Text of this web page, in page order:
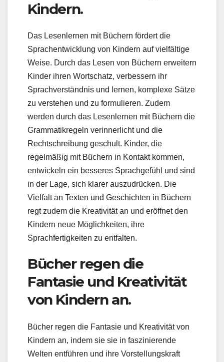
Kindern.
Das Lesenlernen mit Büchern fördert die
Sprachentwicklung von Kindern auf vielfältige
Weise. Durch das Lesen von Büchern erweitern
Kinder ihren Wortschatz, verbessern ihr
Sprachverständnis und lernen, komplexe Sätze
zu verstehen und zu formulieren. Zudem
werden durch das Lesenlernen mit Büchern die
Grammatikregeln verinnerlicht und die
Rechtschreibung geschult. Kinder, die
regelmäßig mit Büchern in Kontakt kommen,
entwickeln ein besseres Sprachgefühl und sind
in der Lage, sich klarer auszudrücken. Die
Vielfalt an Texten und Geschichten in Büchern
regt zudem die Kreativität an und eröffnet den
Kindern neue Möglichkeiten, ihre
Sprachfertigkeiten zu entfalten.
Bücher regen die
Fantasie und Kreativität
von Kindern an.
Bücher regen die Fantasie und Kreativität von
Kindern an, indem sie sie in faszinierende
Welten entführen und ihre Vorstellungskraft